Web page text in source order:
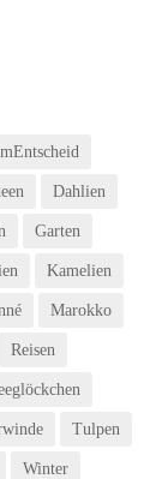
Dahlien
Garten
Kamelien
Marokko
Reisen
Tulpen
Winter